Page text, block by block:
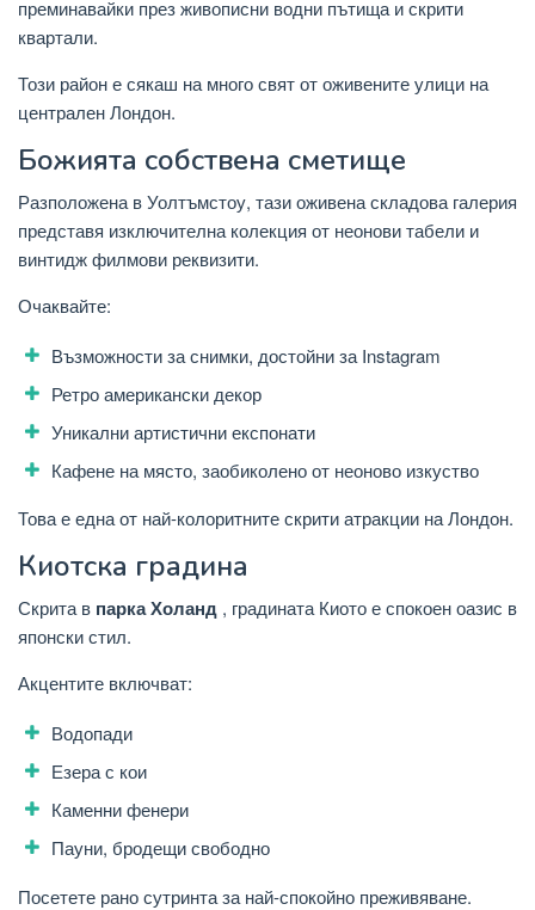
преминавайки през живописни водни пътища и скрити
квартали.
Този район е сякаш на много свят от оживените улици на
централен Лондон.
Божията собствена сметище
Разположена в Уолтъмстоу, тази оживена складова галерия
представя изключителна колекция от неонови табели и
винтидж филмови реквизити.
Очаквайте:
Възможности за снимки, достойни за Instagram
Ретро американски декор
Уникални артистични експонати
Кафене на място, заобиколено от неоново изкуство
Това е една от най-колоритните скрити атракции на Лондон.
Киотска градина
Скрита в парка Холанд , градината Киото е спокоен оазис в
японски стил.
Акцентите включват:
Водопади
Езера с кои
Каменни фенери
Пауни, бродещи свободно
Посетете рано сутринта за най-спокойно преживяване.